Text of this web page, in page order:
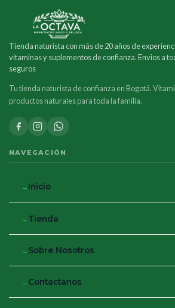
Tienda naturista con más de 20 años de
vitaminas y suplementos de confianza. Envios a
seguros
Tu tienda naturista de confianza en Bogotá.
productos naturales para toda la familia.
NAVEGACIÓN
Inicio
Tienda
Sobre Nosotros
Contactanos